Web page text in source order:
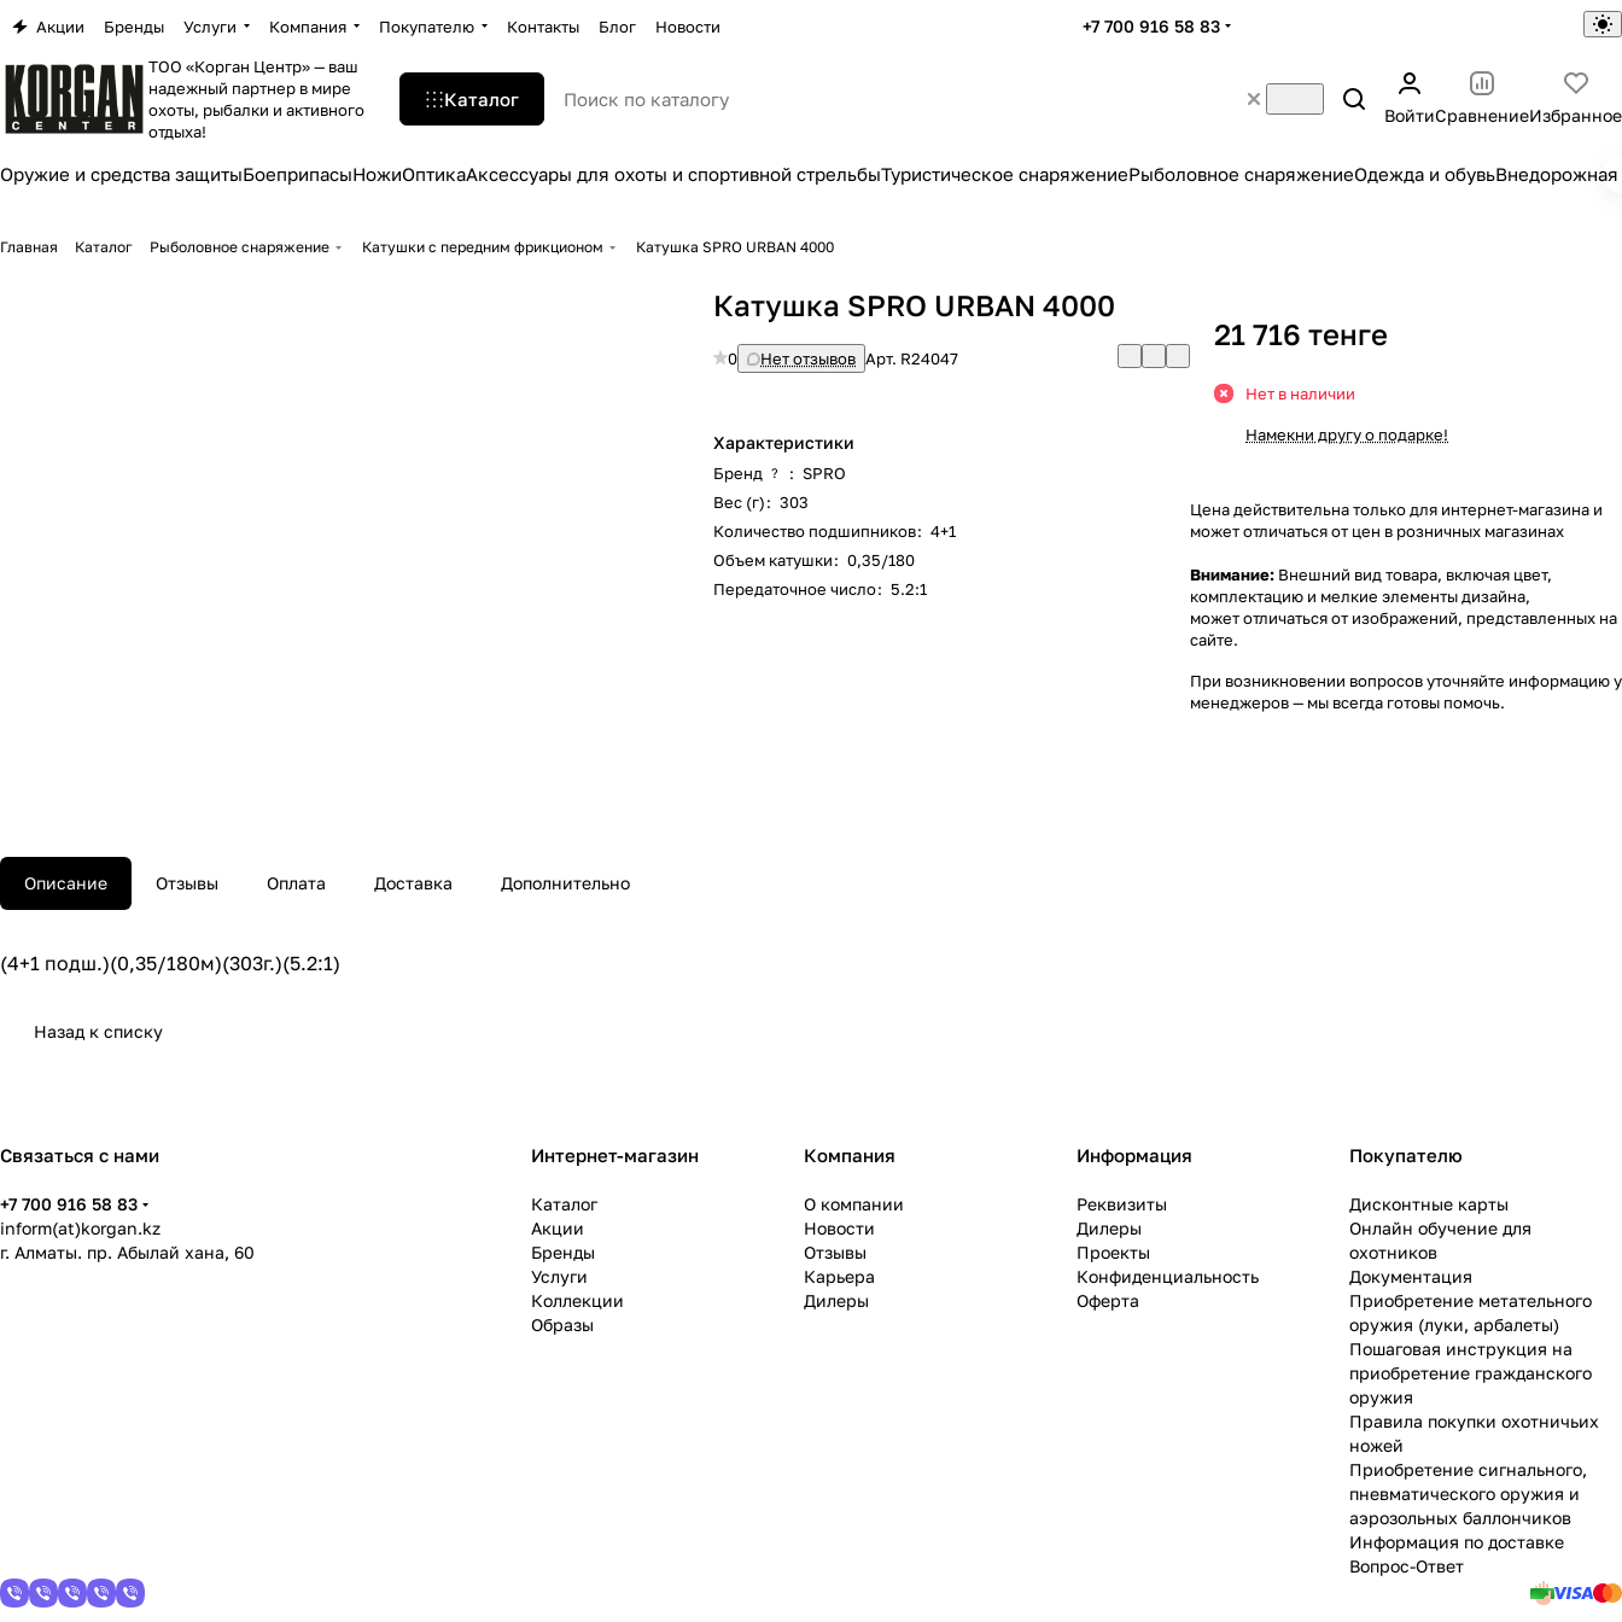
Акции Бренды Услуги Компания Покупателю Контакты Блог Новости +7 700 916 58 83
ТОО «Корган Центр» — ваш
надежный партнер в мире
охоты, рыбалки и активного
отдыха!
Каталог
ВойтиСравнениеИзбранное
Оружие и средства защитыБоеприпасыНожиОптикаАксессуары для охоты и спортивной стрельбыТуристическое снаряжениеРыболовное снаряжениеОдежда и обувьВнедорожная
Главная Каталог Рыболовное снаряжение Катушки с передним фрикционом Катушка SPRO URBAN 4000
Катушка SPRO URBAN 4000
0 Нет отзывов Арт. R24047
Характеристики
Бренд ? : SPRO
Вес (г): 303
Количество подшипников: 4+1
Объем катушки: 0,35/180
Передаточное число: 5.2:1
21 716 тенге
Нет в наличии
Намекни другу о подарке!
Цена действительна только для интернет-магазина и
может отличаться от цен в розничных магазинах
Внимание: Внешний вид товара, включая цвет,
комплектацию и мелкие элементы дизайна,
может отличаться от изображений, представленных на
сайте.
При возникновении вопросов уточняйте информацию у
менеджеров— мы всегда готовы помочь.
Описание Отзывы Оплата Доставка Дополнительно
(4+1 подш.)(0,35/180м)(303г.)(5.2:1)
Назад к списку
Связаться с нами
+7 700 916 58 83
inform(at)korgan.kz
г. Алматы. пр. Абылай хана, 60
Интернет-магазин
Каталог
Акции
Бренды
Услуги
Коллекции
Образы
Компания
О компании
Новости
Отзывы
Карьера
Дилеры
Информация
Реквизиты
Дилеры
Проекты
Конфиденциальность
Оферта
Покупателю
Дисконтные карты
Онлайн обучение для
охотников
Документация
Приобретение метательного
оружия (луки, арбалеты)
Пошаговая инструкция на
приобретение гражданского
оружия
Правила покупки охотничьих
ножей
Приобретение сигнального,
пневматического оружия и
аэрозольных баллончиков
Информация по доставке
Вопрос-Ответ